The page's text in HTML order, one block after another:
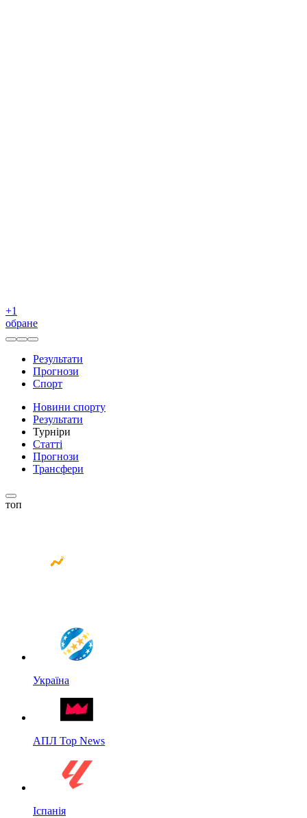
+1
обране
Результати
Прогнози
Спорт
Новини спорту
Результати
Турніри
Статті
Прогнози
Трансфери
топ
Україна
АПЛ Top News
Іспанія